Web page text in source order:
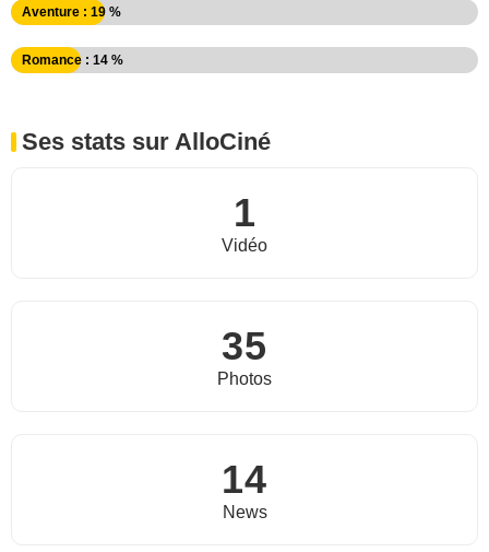
Aventure : 19 %
Romance : 14 %
Ses stats sur AlloCiné
1
Vidéo
35
Photos
14
News